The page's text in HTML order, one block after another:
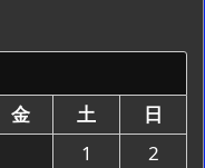
金 土
日
1
2